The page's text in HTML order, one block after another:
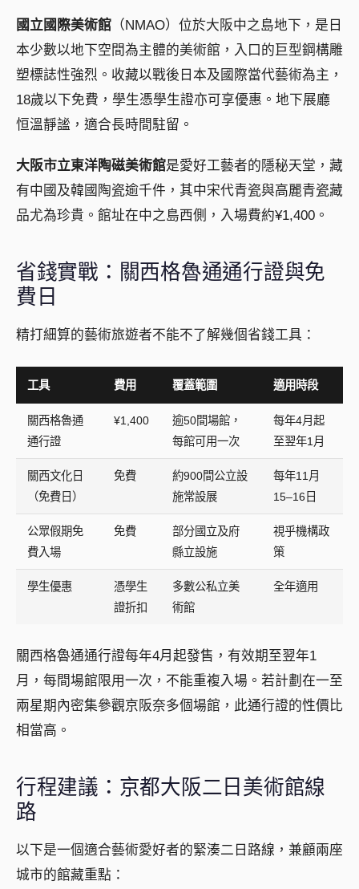
國立國際美術館 （NMAO）位於大阪中之島地下，是日
本少數以地下空間為主體的美術館，入口的巨型鋼構雕
塑標誌性強烈。收藏以戰後日本及國際當代藝術為主，
18歲以下免費，學生憑學生證亦可享優惠。地下展廳
恒溫靜謐，適合長時間駐留。
大阪市立東洋陶磁美術館是愛好工藝者的隱秘天堂，藏
有中國及韓國陶瓷逾千件，其中宋代青瓷與高麗青瓷藏
品尤為珍貴。館址在中之島西側，入場費約¥1,400。
省錢實戰：關西格魯通通行證與免
費日
精打細算的藝術旅遊者不能不了解幾個省錢工具：
工具 費用 覆蓋範圍 適用時段
關西格魯通
通行證
¥1,400
逾50間場館，
每館可用一次
每年4月起
至翌年1月
關西文化日
（免費日）
免費
約900間公立設
施常設展
每年11月
15–16日
公眾假期免
費入場
免費
部分國立及府
縣立設施
視乎機構政
策
學生優惠
憑學生
證折扣
多數公私立美
術館
全年適用
關西格魯通通行證每年4月起發售，有效期至翌年1
月，每間場館限用一次，不能重複入場。若計劃在一至
兩星期內密集參觀京阪奈多個場館，此通行證的性價比
相當高。
行程建議：京都大阪二日美術館線
路
以下是一個適合藝術愛好者的緊湊二日路線，兼顧兩座
城市的館藏重點：